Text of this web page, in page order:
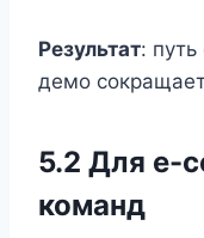
Результат:
демо
5.2 Для e-
команд